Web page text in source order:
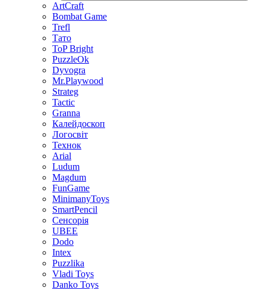
ArtCraft
Bombat Game
Trefl
Тато
ToP Bright
PuzzleOk
Dyvogra
Mr.Playwood
Strateg
Tactic
Granna
Калейдоскоп
Логосвіт
Технок
Arial
Ludum
Magdum
FunGame
MinimanyToys
SmartPencil
Сенсорія
UBEE
Dodo
Intex
Puzzlika
Vladi Toys
Danko Toys